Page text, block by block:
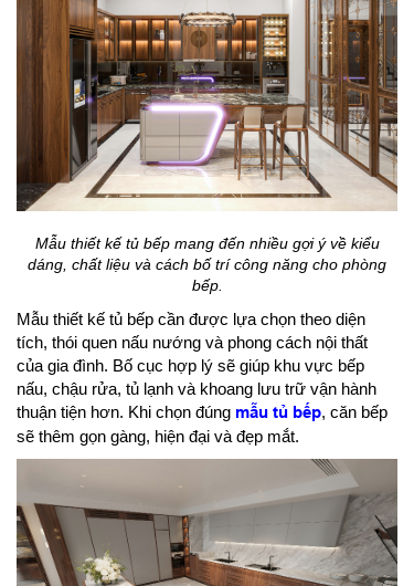
Mẫu thiết kế tủ bếp mang đến nhiều gợi ý về kiểu
dáng, chất liệu và cách bố trí công năng cho phòng
bếp.
Mẫu thiết kế tủ bếp cần được lựa chọn theo diện
tích, thói quen nấu nướng và phong cách nội thất
của gia đình. Bố cục hợp lý sẽ giúp khu vực bếp
nấu, chậu rửa, tủ lạnh và khoang lưu trữ vận hành
thuận tiện hơn. Khi chọn đúng mẫu tủ bếp, căn bếp
sẽ thêm gọn gàng, hiện đại và đẹp mắt.